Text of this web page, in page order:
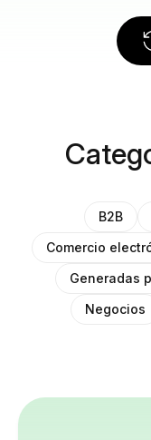
B2B
Comercio
Generadas
Negocios